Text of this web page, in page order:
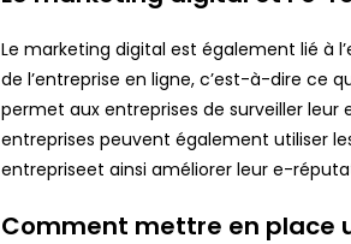
Le marketing digital est également lié à
de l’entreprise en ligne, c’est-à-dire ce
permet aux entreprises de surveiller
entreprises peuvent également utiliser
entrepriseet ainsi améliorer leur e-
Comment mettre en place